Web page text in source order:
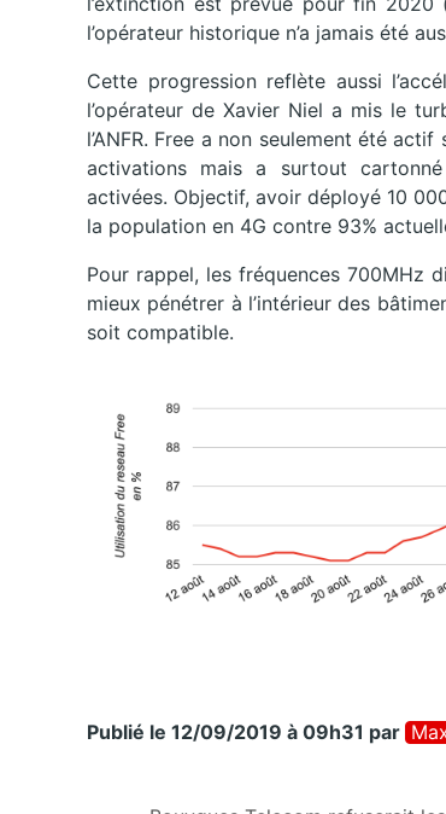
l’opérateur historique n’a jamais été
Cette progression reflète aussi
l’opérateur de Xavier Niel a mis le
l’ANFR. Free a non seulement été
activations mais a surtout
activées. Objectif, avoir déployé 10
la population en 4G contre 93%
Pour rappel, les fréquences 700MHz
mieux pénétrer à l’intérieur des
soit compatible.
Publié le 12/09/2019 à 09h31 par